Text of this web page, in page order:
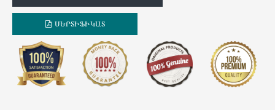
ՍԵՐՏԻՖԻԿԱՏ